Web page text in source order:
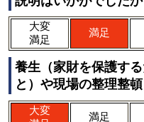
大変
満足
満足
養生（家財を保護す
と）や現場の整理整
大変
満足